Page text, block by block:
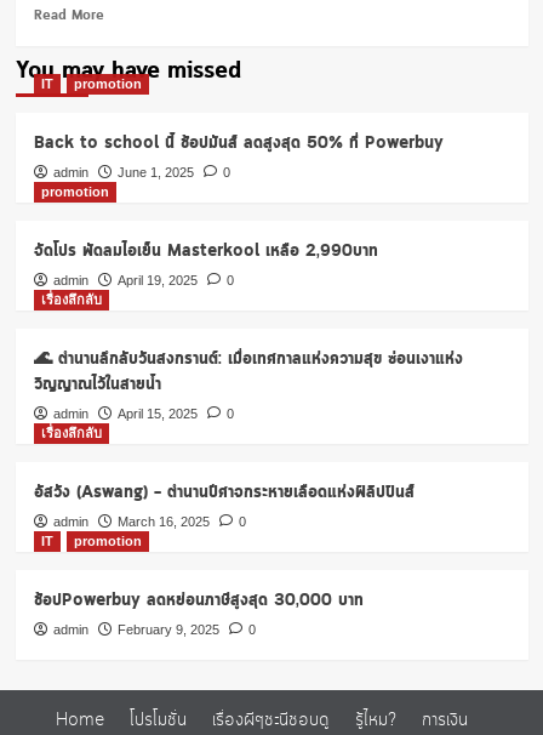
Read MoreRead
about
KTC
2
จ่าย
1
แล้ว
You may have missed
IT promotion
Back to school นี้ ช้อปมันส์ ลดสูงสุด 50% ที่ Powerbuy
admin June 1, 2025
0
promotion
จัดโปร พัดลมไอเย็น Masterkool เหลือ 2,990บาท
admin April 19, 2025
0
เรื่องลึกลับ
🌊 ตำนานลึกลับวันสงกรานต์: เมื่อเทศกาลแห่งความสุข ซ่อนเงาแห่ง
วิญญาณไว้ในสายน้ำ
admin April 15, 2025
0
เรื่องลึกลับ
อัสวัง (Aswang) – ตำนานปีศาจกระหายเลือดแห่งฟิลิปปินส์
admin March 16, 2025
0
IT
promotion
ช้อปPowerbuy ลดหย่อนภาษีสูงสุด 30,000 บาท
admin February 9, 2025 0
Home โปรโมชั่น เรื่องผีๆชะนีชอบดู รู้ไหม? การเงิน